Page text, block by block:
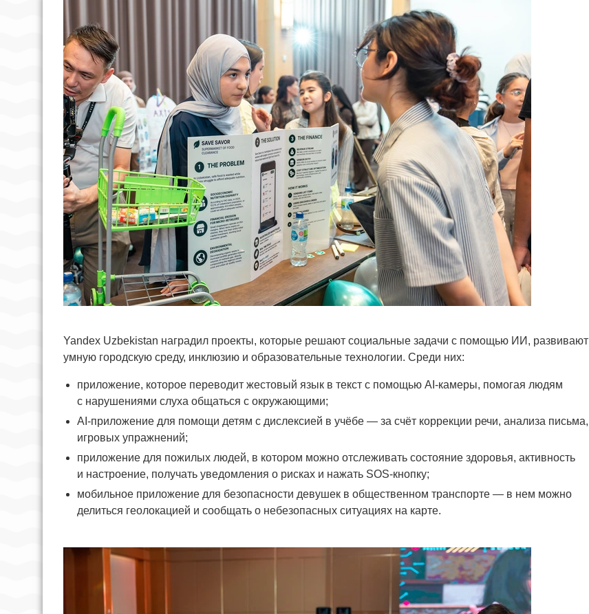
Yandex Uzbekistan наградил проекты, которые решают социальные задачи с помощью ИИ, развивают
умную городскую среду, инклюзию и образовательные технологии. Среди них:
приложение, которое переводит жестовый язык в текст с помощью AI-камеры, помогая людям
с нарушениями слуха общаться с окружающими;
AI-приложение для помощи детям с дислексией в учёбе — за счёт коррекции речи, анализа письма,
игровых упражнений;
приложение для пожилых людей, в котором можно отслеживать состояние здоровья, активность
и настроение, получать уведомления о рисках и нажать SOS-кнопку;
мобильное приложение для безопасности девушек в общественном транспорте — в нем можно
делиться геолокацией и сообщать о небезопасных ситуациях на карте.